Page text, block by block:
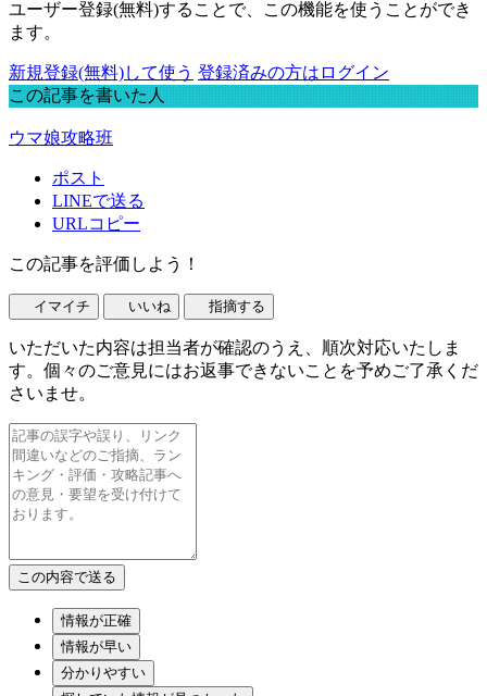
ユーザー登録(無料)することで、この機能を使うことができ
ます。
新規登録(無料)して使う 登録済みの方はログイン
この記事を書いた人
ウマ娘攻略班
ポスト
LINEで送る
URLコピー
この記事を評価しよう！
イマイチ いいね 指摘する
いただいた内容は担当者が確認のうえ、順次対応いたしま
す。個々のご意見にはお返事できないことを予めご了承くだ
さいませ。
情報が正確
情報が早い
分かりやすい